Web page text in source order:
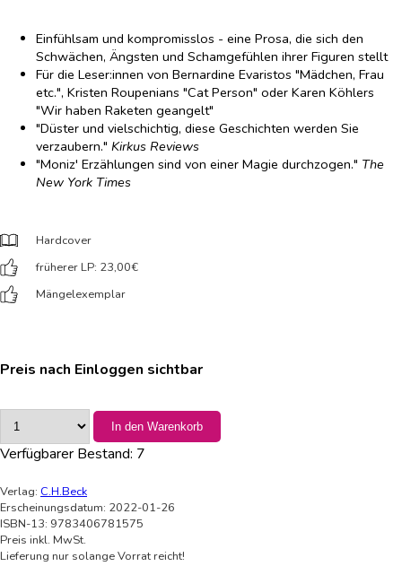
Einfühlsam und kompromisslos - eine Prosa, die sich den
Schwächen, Ängsten und Schamgefühlen ihrer Figuren stellt
Für die Leser:innen von Bernardine Evaristos "Mädchen, Frau
etc.", Kristen Roupenians "Cat Person" oder Karen Köhlers
"Wir haben Raketen geangelt"
"Düster und vielschichtig, diese Geschichten werden Sie
verzaubern." Kirkus Reviews
"Moniz' Erzählungen sind von einer Magie durchzogen." The
New York Times
Hardcover
früherer LP: 23,00€
Mängelexemplar
Preis nach Einloggen sichtbar
In den Warenkorb
Verfügbarer Bestand: 7
Verlag: C.H.Beck
Erscheinungsdatum: 2022-01-26
ISBN-13: 9783406781575
Preis inkl. MwSt.
Lieferung nur solange Vorrat reicht!